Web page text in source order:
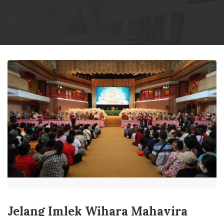
Jelang Imlek Wihara Mahavira